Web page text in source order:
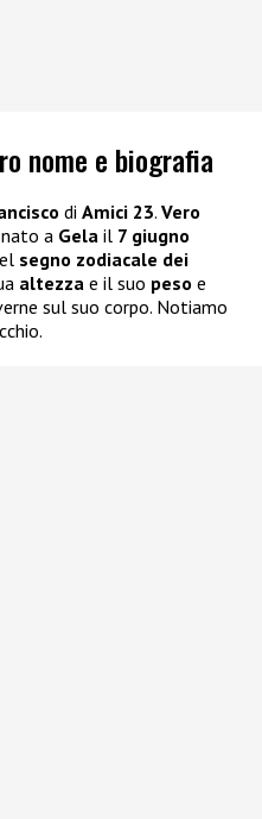
nome e biografia
di Amici 23. Vero
nato a Gela il 7 giugno
segno zodiacale dei
altezza e il suo peso e
sul suo corpo. Notiamo